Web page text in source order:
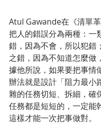
Atul Gawande在《清單革
把人的錯誤分為兩種：一
錯，因為不會，所以犯錯
之錯，因為不知道怎麼做
據他所說，如果要把事情
辦法就是設計「阻力最小
雜的任務切短、拆細，確
任務都是短短的，一定能
這樣才能一次把事做對。